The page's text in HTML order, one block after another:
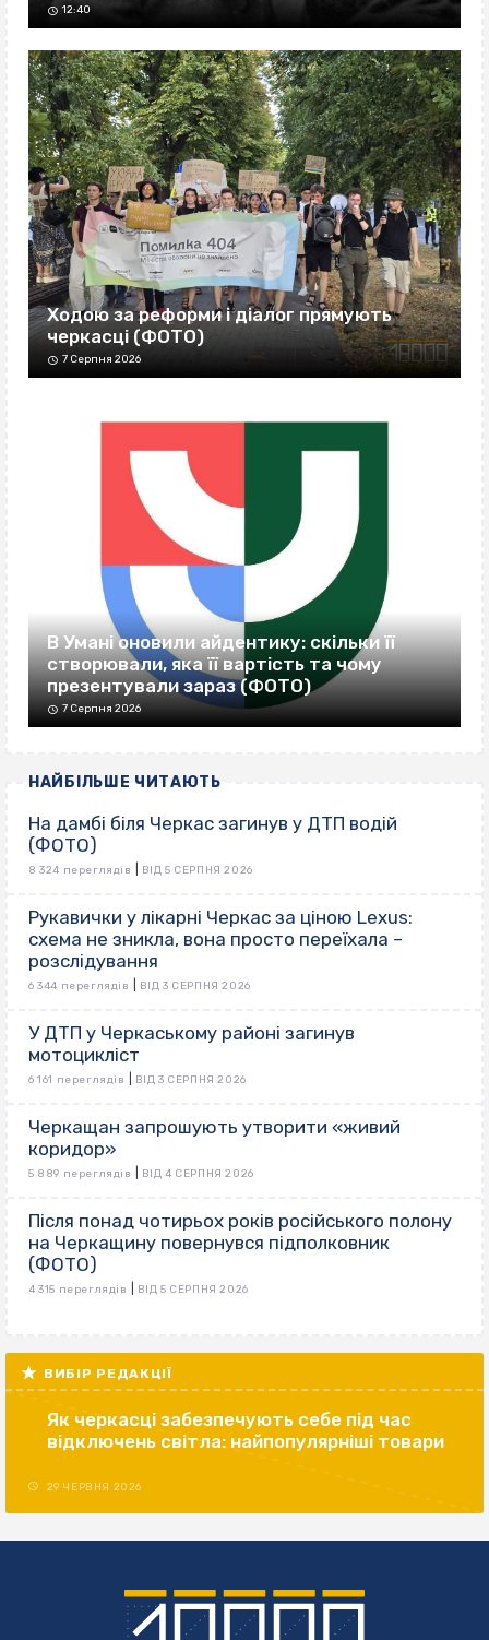
12:40
Ходою за реформи і діалог прямують
черкасці (ФОТО)
7 Серпня 2026
В Умані оновили айдентику: скільки її
створювали, яка її вартість та чому
презентували зараз (ФОТО)
7 Серпня 2026
НАЙБІЛЬШЕ ЧИТАЮТЬ
На дамбі біля Черкас загинув у ДТП водій
(ФОТО)
8 324 переглядів ВІД 5 СЕРПНЯ 2026
Рукавички у лікарні Черкас за ціною Lexus:
схема не зникла, вона просто переїхала –
розслідування
6 344 переглядів ВІД 3 СЕРПНЯ 2026
У ДТП у Черкаському районі загинув
мотоцикліст
6 161 переглядів ВІД 3 СЕРПНЯ 2026
Черкащан запрошують утворити «живий
коридор»
5 889 переглядів ВІД 4 СЕРПНЯ 2026
Після понад чотирьох років російського полону
на Черкащину повернувся підполковник
(ФОТО)
4 315 переглядів ВІД 5 СЕРПНЯ 2026
ВИБІР РЕДАКЦІЇ
Як черкасці забезпечують себе під час
відключень світла: найпопулярніші товари
29 ЧЕРВНЯ 2026